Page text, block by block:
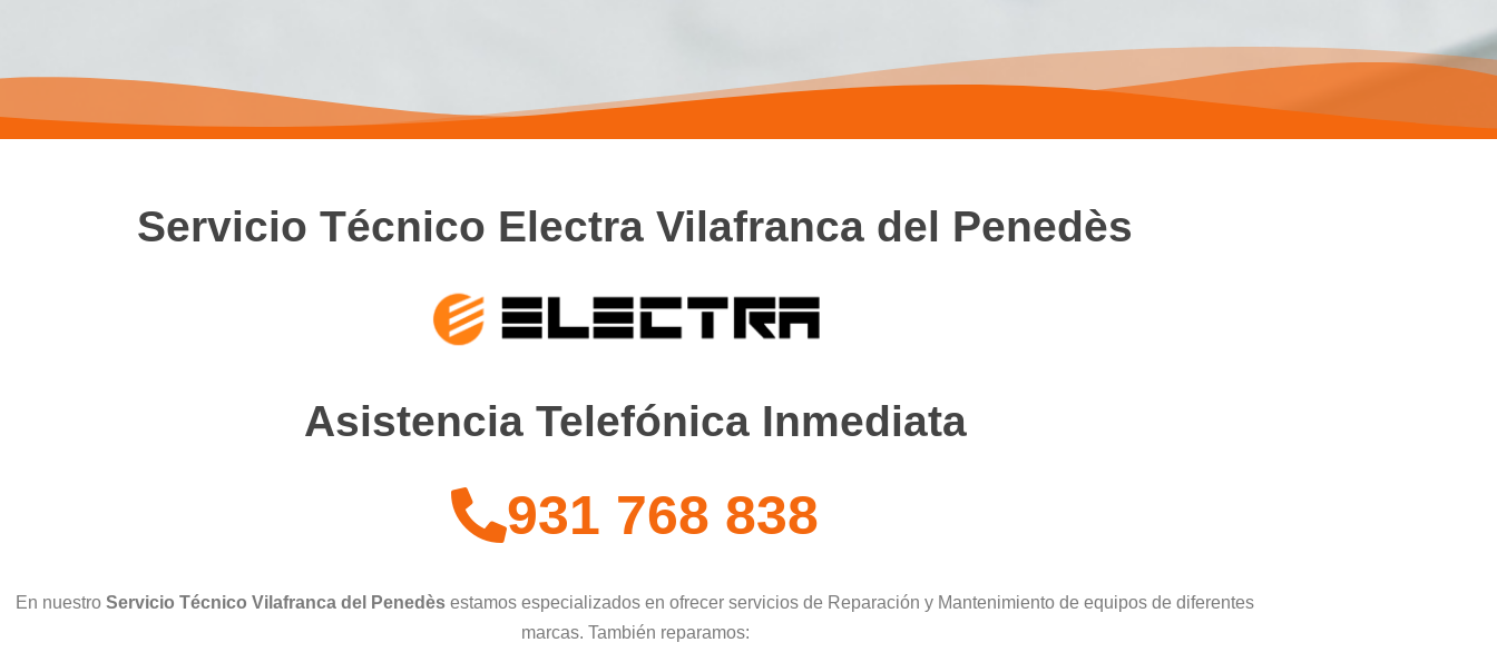
Servicio Técnico Electra Vilafranca del Penedès
Asistencia Telefónica Inmediata
931 768 838
En nuestro Servicio Técnico Vilafranca del Penedès estamos especializados en ofrecer servicios de Reparación y Mantenimiento de equipos de diferentes
marcas. También reparamos: